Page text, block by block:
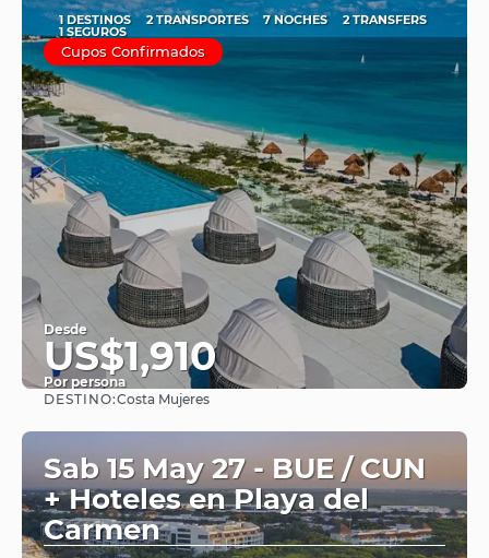
1 DESTINOS 2 TRANSPORTES 7 NOCHES 2 TRANSFERS
1 SEGUROS
Cupos Confirmados
Desde
US$1,910
Por persona
DESTINO:Costa Mujeres
Sab 15 May 27 - BUE / CUN
+ Hoteles en Playa del
Carmen